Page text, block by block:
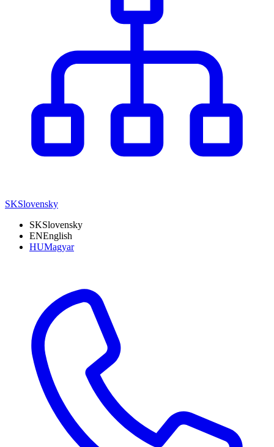
SKSlovensky
SKSlovensky
ENEnglish
HUMagyar